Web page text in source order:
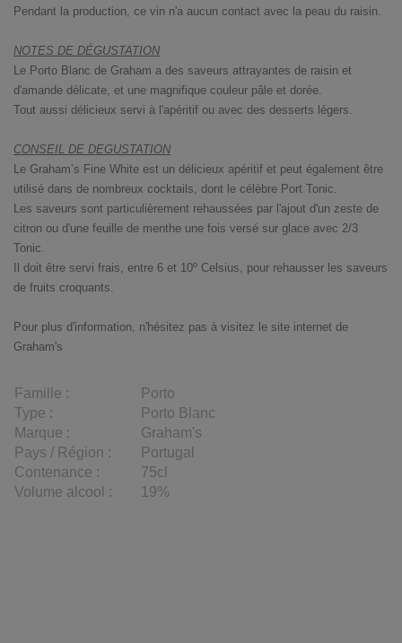
Pendant la production, ce vin n'a aucun contact avec la peau du raisin.
NOTES DE DÉGUSTATION
Le Porto Blanc de Graham a des saveurs attrayantes de raisin et
d'amande délicate, et une magnifique couleur pâle et dorée.
Tout aussi délicieux servi à l'apéritif ou avec des desserts légers.
CONSEIL DE DEGUSTATION
Le Graham’s Fine White est un délicieux apéritif et peut également être
utilisé dans de nombreux cocktails, dont le célèbre Port Tonic.
Les saveurs sont particulièrement rehaussées par l'ajout d'un zeste de
citron ou d'une feuille de menthe une fois versé sur glace avec 2/3
Tonic.
Il doit être servi frais, entre 6 et 10º Celsius, pour rehausser les saveurs
de fruits croquants.
Pour plus d'information, n'hésitez pas à visitez le site internet de
Graham's
Famille :
Porto
Type :
Porto Blanc
Marque :
Graham's
Pays / Région :
Portugal
Contenance :
75cl
Volume alcool :
19%